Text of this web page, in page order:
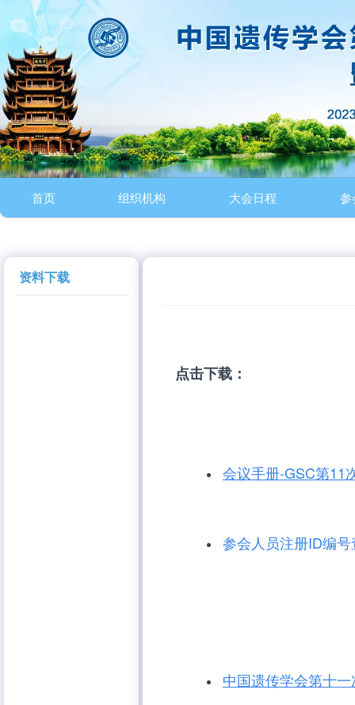
首页 组织机构 大会日程 参
资料下载
点击下载：
会议手册-GSC第11
参会人员注册ID编
中国遗传学会第十